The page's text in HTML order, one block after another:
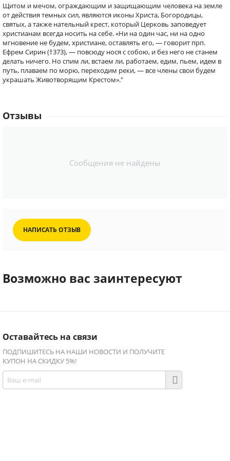
Щитом и мечом, ограждающим и защищающим человека на земле
от действия темных сил, являются иконы Христа, Богородицы,
святых, а также нательный крест, который Церковь заповедует
христианам всегда носить на себе. «Ни на один час, ни на одно
мгновение не будем, христиане, оставлять его, — говорит прп.
Ефрем Сирин (†373), — повсюду нося с собою, и без него не станем
делать ничего. Но спим ли, встаем ли, работаем, едим, пьем, идем в
путь, плаваем по морю, переходим реки, — все члены свои будем
украшать Животворящим Крестом»."
Отзывы
Сообщения не найдены
НАПИСАТЬ ОТЗЫВ
Возможно вас заинтересуют
Оставайтесь на связи
ПОДПИШИТЕСЬ НА НАШИ НОВОСТИ И ПОЛУЧИТЕ
КУПОН НА СКИДКУ 5%!